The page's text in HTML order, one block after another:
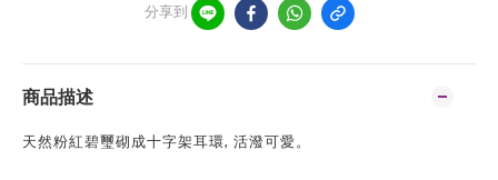
分享到
商品描述
天然粉紅碧璽砌成十字架耳環, 活潑可愛。